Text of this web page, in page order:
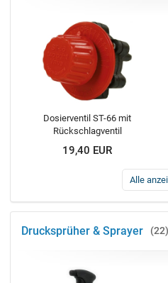
Dosierventil ST-66 mit
Rückschlagventil
19,40 EUR
Alle
Drucksprüher & Sprayer 22